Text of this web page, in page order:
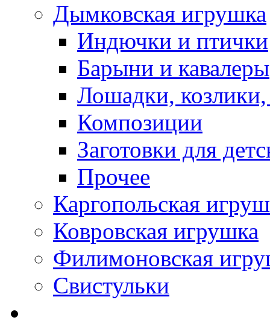
Дымковская игрушка
Индючки и птички
Барыни и кавалеры
Лошадки,
Композиции
Заготовки для
Прочее
Каргопольская
Ковровская игрушка
Филимоновская
Свистульки